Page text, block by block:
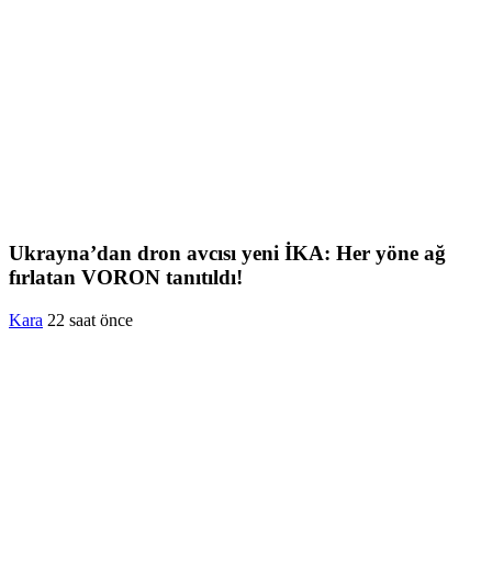
Ukrayna’dan dron avcısı yeni İKA: Her yöne ağ
fırlatan VORON tanıtıldı!
Kara 22 saat önce